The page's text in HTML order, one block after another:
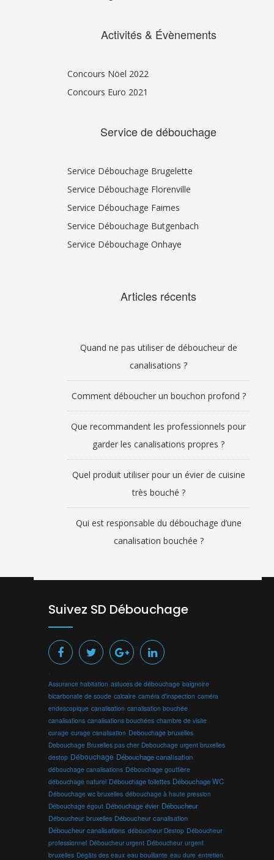
Activités & Évènements
Concours Nöel 2022
Concours Euro 2021
Service de débouchage
Service Débouchage Brugelette
Service Débouchage Florenville
Service Débouchage Faimes
Service Débouchage Butgenbach
Service Débouchage Onhaye
Articles récents
Quand ne pas utiliser de déboucheur de
canalisations ?
Comment déboucher un bouchon profond ?
Que recommandent les professionnels pour
garder les canalisations propres ?
Quel produit utiliser pour un évier de cuisine
très bouché ?
Qui est responsable du débouchage d’une
canalisation bouchée ?
Suivez SD Débouchage
Assurance habitation astuces de débouchage baignoire
bicarbonate de soude calcaire caméra d'inspection caméra
endoscopique canalisation canalisation bouchée
canalisations canalisations bouchées chambre de visite
curage curage canalisation Debouchage bruxelles
Debouchage Bruxelles pas cher Debouchage urgent bruxelles
destop Débouchage Débouchage canalisation
débouchage canalisations Débouchage gouttière
débouchage naturel Débouchage toilettes Débouchage WC
Débouchage wc bruxelles débouchage à haute pression
Débouchage égout Débouchage évier Déboucheur
Déboucheur bruxelles Déboucheur canalisation
Déboucheur canalisations déboucheur Destop Déboucheur
professionnel Déboucheur urgent Déboucheur urgent
bruxelles Dégâts des eaux eau bouillante eau dure entretien